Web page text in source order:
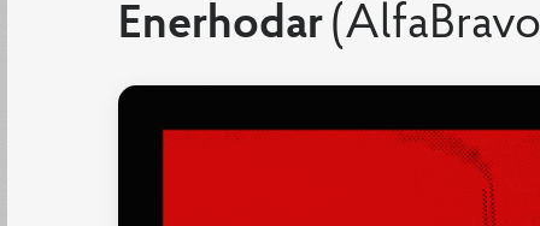
Enerhodar